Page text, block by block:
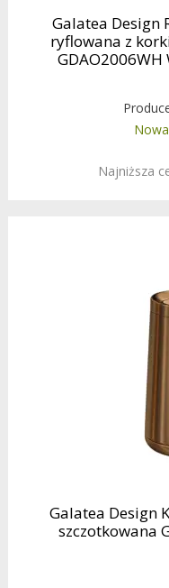
Galatea Design
ryflowana z
GDAO2006WH
Najniższa
Galatea Design
szczotkowana